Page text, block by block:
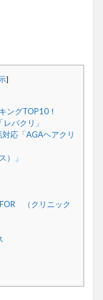
]
ングTOP10！
バクリ」
応「AGAヘアクリ
）」
（クリニック